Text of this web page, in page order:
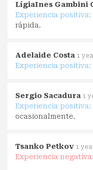
LígiaInes Gambini
Experiencia positiva:
rápida.
Adelaide Costa 1
Experiencia positiva:
Sergio Sacadura 1
Experiencia positiva:
ocasionalmente.
Tsanko Petkov 1
Experiencia negativa: